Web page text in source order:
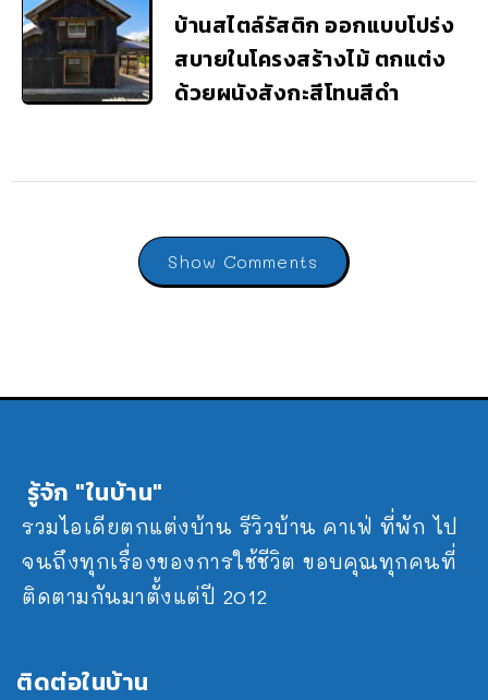
บ้านสไตล์รัสติก ออกแบบโปร่ง
สบายในโครงสร้างไม้ ตกแต่ง
ด้วยผนังสังกะสีโทนสีดำ
Show Comments
รู้จัก "ในบ้าน"
รวมไอเดียตกแต่งบ้าน รีวิวบ้าน คาเฟ่ ที่พัก ไป
จนถึงทุกเรื่องของการใช้ชีวิต ขอบคุณทุกคนที่
ติดตามกันมาตั้งแต่ปี 2012
ติดต่อในบ้าน